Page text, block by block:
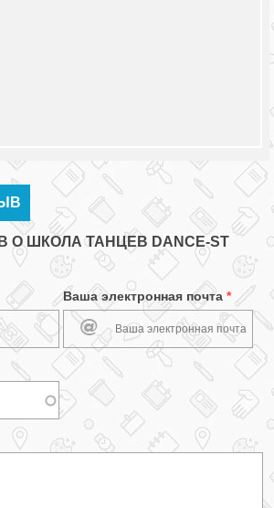
О ШКОЛА ТАНЦЕВ DANCE-ST
Ваша электронная почта *